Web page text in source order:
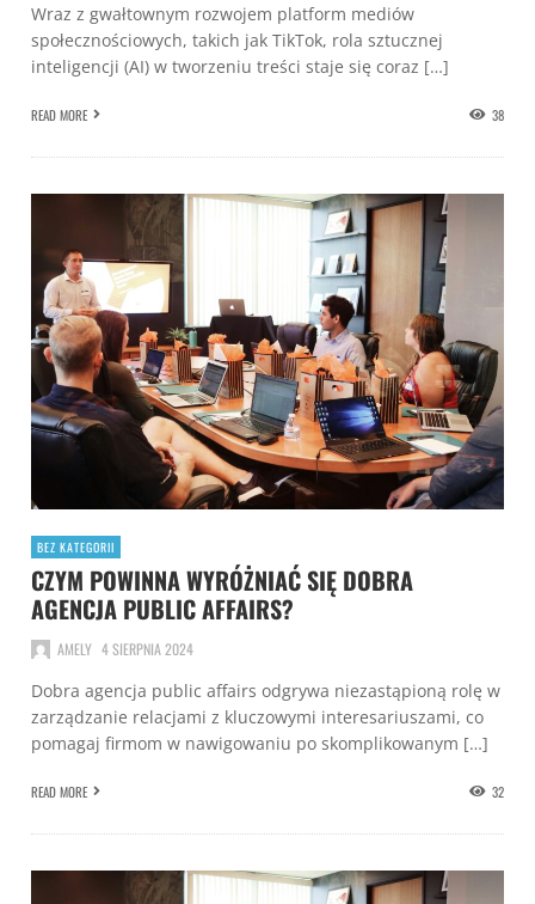
Wraz z gwałtownym rozwojem platform mediów
społecznościowych, takich jak TikTok, rola sztucznej
inteligencji (AI) w tworzeniu treści staje się coraz […]
READ MORE 38
BEZ KATEGORII
CZYM POWINNA WYRÓŻNIAĆ SIĘ DOBRA
AGENCJA PUBLIC AFFAIRS?
AMELY 4 SIERPNIA 2024
Dobra agencja public affairs odgrywa niezastąpioną rolę w
zarządzanie relacjami z kluczowymi interesariuszami, co
pomagaj firmom w nawigowaniu po skomplikowanym […]
READ MORE 32